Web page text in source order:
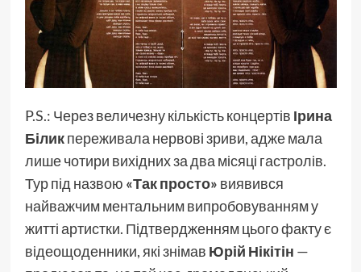
P.S.: Через величезну кількість концертів Ірина
Біликпереживала нервові зриви, адже мала
лише чотири вихідних за два місяці гастролів.
Тур під назвою «Так просто» виявився
найважчим ментальним випробовуванням у
житті артистки. Підтвердженням цього факту є
відеощоденники, які знімав Юрій Нікітін —